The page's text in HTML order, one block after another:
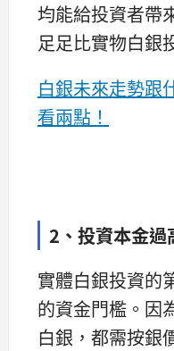
均能給投資者帶
足足比實物白銀
白銀未來走勢跟
看兩點！
2、投資本金過
實體白銀投資的
的資金門檻。因
白銀，都需按銀